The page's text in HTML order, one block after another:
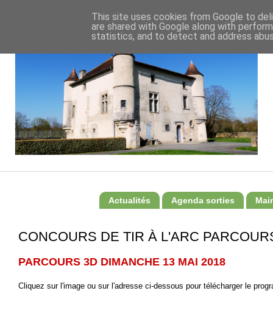
Actualités Agenda sorties
CONCOURS DE TIR À L'ARC
PARCOURS 3D DIMANCHE 13 MAI 2018
Cliquez sur l'image ou sur l'adresse ci-dessous pour télécharger le
This site uses cookies from Google to
are shared with Google along with
statistics, and to detect and address